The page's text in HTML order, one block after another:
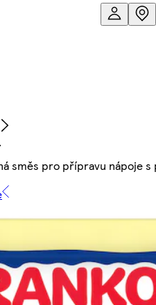
směs pro přípravu nápoje